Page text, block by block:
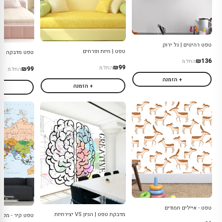
טפט רהיטים | גל ירוק
₪136החל מ
+ הזמנה
טפט | חיות ופרחים
₪99החל מ
+ הזמנה
טפט מדבקה |
₪99החל מ
טפט - איילים חמודים
מדבקת טפט | הגיון VS יצירתיות טפט קיר -